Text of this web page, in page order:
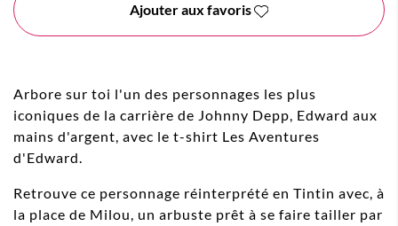
Ajouter aux favoris
Arbore sur toi l'un des personnages les plus
iconiques de la carrière de Johnny Depp, Edward aux
mains d'argent, avec le t-shirt Les Aventures
d'Edward.
Retrouve ce personnage réinterprété en Tintin avec, à
la place de Milou, un arbuste prêt à se faire tailler par